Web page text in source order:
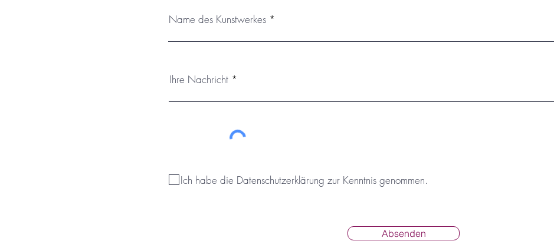
Name des Kunstwerkes
Ihre Nachricht
Ich habe die Datenschutzerklärung zur Kenntnis genommen.
Absenden